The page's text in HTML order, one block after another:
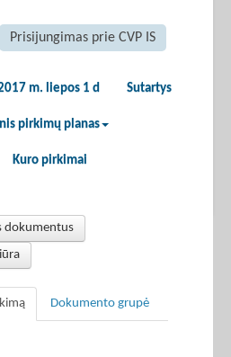
Prisijungimas prie CVP IS
m. liepos 1 d Sutartys
pirkimų planas
Kuro pirkimai
dokumentus
Dokumento grupė